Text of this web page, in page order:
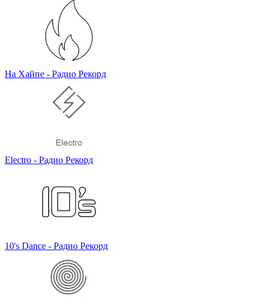
На Хайпе - Радио Рекорд
Electro - Радио Рекорд
10's Dance - Радио Рекорд